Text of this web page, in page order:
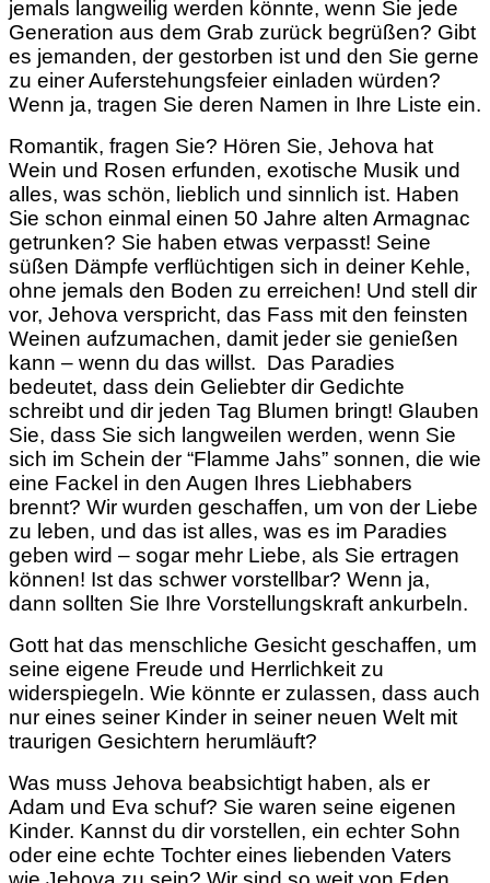
jemals langweilig werden könnte, wenn Sie jede
Generation aus dem Grab zurück begrüßen? Gibt
es jemanden, der gestorben ist und den Sie gerne
zu einer Auferstehungsfeier einladen würden?
Wenn ja, tragen Sie deren Namen in Ihre Liste ein.
Romantik, fragen Sie? Hören Sie, Jehova hat
Wein und Rosen erfunden, exotische Musik und
alles, was schön, lieblich und sinnlich ist. Haben
Sie schon einmal einen 50 Jahre alten Armagnac
getrunken? Sie haben etwas verpasst! Seine
süßen Dämpfe verflüchtigen sich in deiner Kehle,
ohne jemals den Boden zu erreichen! Und stell dir
vor, Jehova verspricht, das Fass mit den feinsten
Weinen aufzumachen, damit jeder sie genießen
kann – wenn du das willst. Das Paradies
bedeutet, dass dein Geliebter dir Gedichte
schreibt und dir jeden Tag Blumen bringt! Glauben
Sie, dass Sie sich langweilen werden, wenn Sie
sich im Schein der “Flamme Jahs” sonnen, die wie
eine Fackel in den Augen Ihres Liebhabers
brennt? Wir wurden geschaffen, um von der Liebe
zu leben, und das ist alles, was es im Paradies
geben wird – sogar mehr Liebe, als Sie ertragen
können! Ist das schwer vorstellbar? Wenn ja,
dann sollten Sie Ihre Vorstellungskraft ankurbeln.
Gott hat das menschliche Gesicht geschaffen, um
seine eigene Freude und Herrlichkeit zu
widerspiegeln. Wie könnte er zulassen, dass auch
nur eines seiner Kinder in seiner neuen Welt mit
traurigen Gesichtern herumläuft?
Was muss Jehova beabsichtigt haben, als er
Adam und Eva schuf? Sie waren seine eigenen
Kinder. Kannst du dir vorstellen, ein echter Sohn
oder eine echte Tochter eines liebenden Vaters